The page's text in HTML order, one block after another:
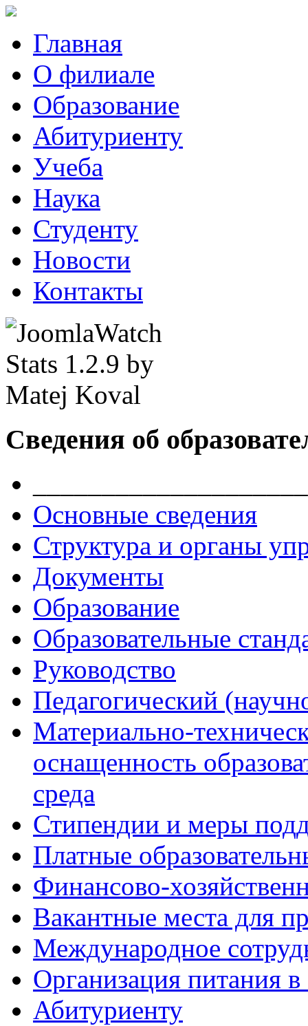
Главная
О филиале
Образование
Абитуриенту
Учеба
Наука
Студенту
Новости
Контакты
Сведения об
Основные сведения
Структура и органы
Документы
Образование
Образовательные
Руководство
Педагогический
Материально-
оснащенность
среда
Стипендии и меры
Платные
Финансово-
Вакантные места для
Международное
Организация питания в
Абитуриенту